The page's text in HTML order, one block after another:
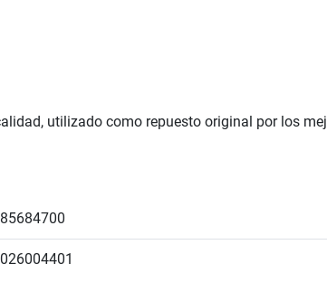
utilizado como repuesto original por los